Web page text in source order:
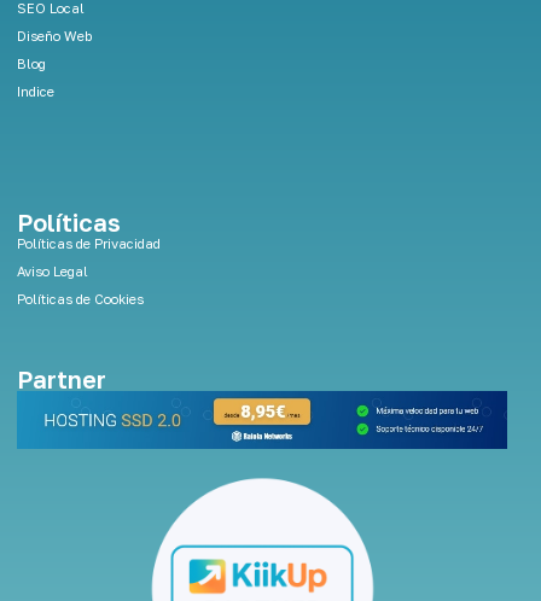
SEO Local
Diseño Web
Blog
Indice
Políticas
Políticas de Privacidad
Aviso Legal
Políticas de Cookies
Partner